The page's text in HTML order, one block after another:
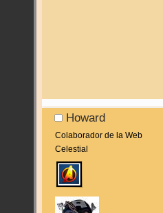
Howard
Colaborador de la Web
Celestial